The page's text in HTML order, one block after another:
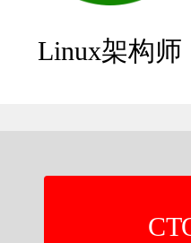
Linux架构师